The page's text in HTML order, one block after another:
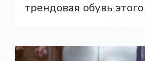
трендовая обувь